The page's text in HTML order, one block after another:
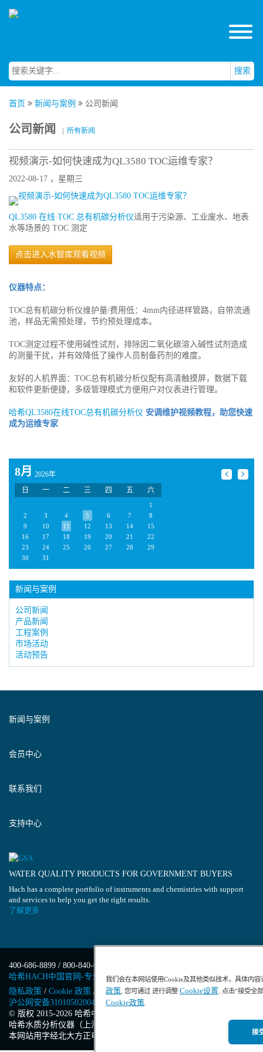
搜索
首页 新闻与案例 公司新闻
公司新闻 所有新闻
视频演示-如何快速成为QL3580 TOC运维专家？
2022-08-17 ，星期三
QL3580 在线 TOC 总有机碳分析仪适用于污染源、工业废水、地表
水等场景的 TOC 测定
点击进入水智库观看视频
仪器特点：
TOC总有机碳分析仪维护量/费用低：4mm内径进样管路，自带流通
池，样品无需预处理，节约预处理成本。
TOC测定过程不使用碱性试剂，排除因二氧化碳溶入碱性试剂造成
的测量干扰，并有效降低了操作人员制备药剂的难度。
友好的人机界面：TOC总有机碳分析仪配有高清触摸屏，数据下载
和软件更新便捷，多级管理模式方便用户对仪表进行管理。
哈希QL3580在线TOC总有机碳分析仪 安调维护视频教程，助您快速
成为运维专家
8月
2026年
日
一 二 三 四 五 六
1
2
3 4 5 6 7
8
9
10 11 12 13 14
15
16
17 18 19 20 21
22
23
24 25 26 27 28
29
30
31
新闻与案例
公司新闻
产品新闻
工程案例
市场活动
活动预告
新闻与案例
会员中心
联系我们
支持中心
WATER QUALITY PRODUCTS FOR GOVERNMENT BUYERS
Hach has a complete portfolio of instruments and chemistries with support
and services to help you get the right results.
了解更多
400-686-8899 / 800-840-6026
哈希HACH中国官网-专业水质分析仪器
隐私政策 / Cookie 政策 / Cookie 设置/沪ICP备13034148号-4/
沪公网安备31010502004971号/沪(浦)应急管危经许[2023]201871
© 版权 2015-2026 哈希中国版权所有
哈希水质分析仪器（上海）有限公司
本网站用字经北大方正电子有限公司授权许可
我们会在本网站使用Cookie及其他类似技术，具体内
政策, 您可通过 进行调整 Cookie设置. 点击“接受全
Cookie政策.
接